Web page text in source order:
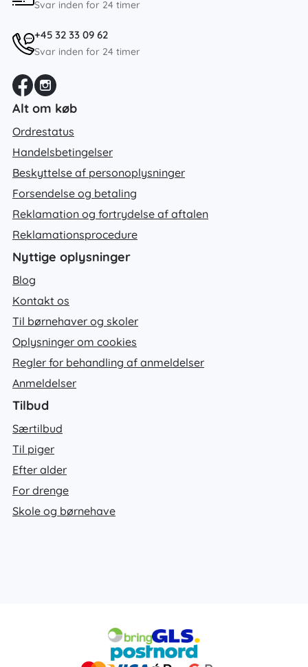
Svar inden for 24 timer
+45 32 33 09 62
Svar inden for 24 timer
Alt om køb
Ordrestatus
Handelsbetingelser
Beskyttelse af personoplysninger
Forsendelse og betaling
Reklamation og fortrydelse af aftalen
Reklamationsprocedure
Nyttige oplysninger
Blog
Kontakt os
Til børnehaver og skoler
Oplysninger om cookies
Regler for behandling af anmeldelser
Anmeldelser
Tilbud
Særtilbud
Til piger
Efter alder
For drenge
Skole og børnehave